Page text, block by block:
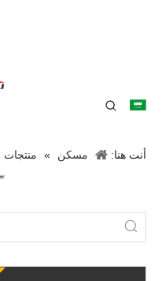
أنت هنا: مسكن » منتجات